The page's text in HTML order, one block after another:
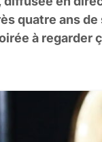
quatre ans
à